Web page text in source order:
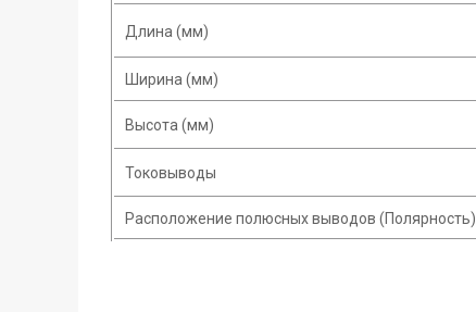
Длина (мм)
Ширина (мм)
Высота (мм)
Токовыводы
Расположение полюсных выводов (Полярность)